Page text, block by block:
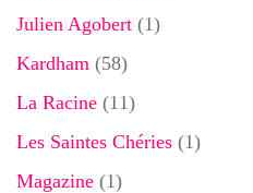
Julien Agobert (1)
Kardham (58)
La Racine (11)
Les Saintes Chéries (1)
Magazine (1)